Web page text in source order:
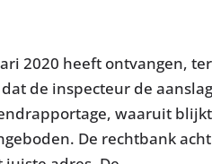
2020 heeft ontvangen,
de inspecteur de aanslag
waaruit blijkt
De rechtbank acht